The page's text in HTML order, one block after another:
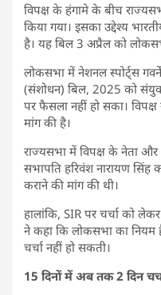
विपक्ष के हंगामे के बीच
किया गया। इसका उद्देश्य
है। यह बिल 3 अप्रैल को
लोकसभा में नेशनल स्पोर्ट्स
(संशोधन) बिल, 2025 को
पर फैसला नहीं हो सका।
मांग की है।
राज्यसभा में विपक्ष के नेता
सभापति हरिवंश नारायण सिंह
कराने की मांग की थी।
हालांकि, SIR पर चर्चा को
ने कहा कि लोकसभा का नियम
चर्चा नहीं हो सकती।
15 दिनों में अब तक 2 दिन